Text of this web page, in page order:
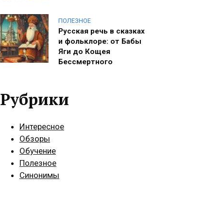
ПОЛЕЗНОЕ
Русская речь в сказках
и фольклоре: от Бабы
Яги до Кощея
Бессмертного
Рубрики
Интересное
Обзоры
Обучение
Полезное
Синонимы